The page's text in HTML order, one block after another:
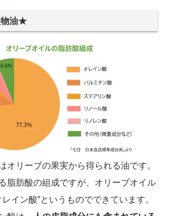
油★
オリーブの果実から得られる油です。
脂肪酸の組成ですが、オリーブオイル
イン酸”というものでできています。